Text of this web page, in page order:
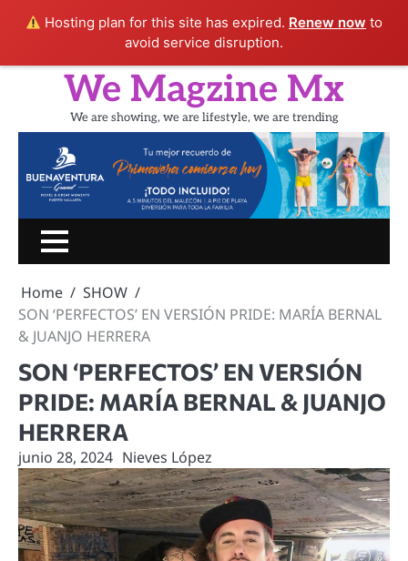
Hosting plan for this site has expired. Renew now to
avoid service disruption.
We Magzine Mx
We are showing, we are lifestyle, we are trending
RATITO
Home
SHOW
SON ‘PERFECTOS’ EN VERSIÓN PRIDE: MARÍA BERNAL
& JUANJO HERRERA
SON ‘PERFECTOS’ EN VERSIÓN
PRIDE: MARÍA BERNAL & JUANJO
HERRERA
junio 28, 2024 Nieves López